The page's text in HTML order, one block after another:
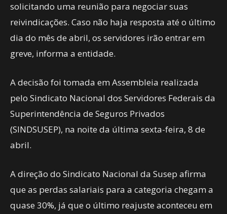
solicitando uma reunião para negociar suas
reivindicações. Caso não haja resposta até o último
dia do mês de abril, os servidores irão entrar em
greve, informa a entidade.
A decisão foi tomada em Assembleia realizada
pelo Sindicato Nacional dos Servidores Federais da
Superintendência de Seguros Privados
(SINDSUSEP), na noite da última sexta-feira, 8 de
abril.
A direção do Sindicato Nacional da Susep afirma
que as perdas salariais para a categoria chegam a
quase 30%, já que o último reajuste aconteceu em